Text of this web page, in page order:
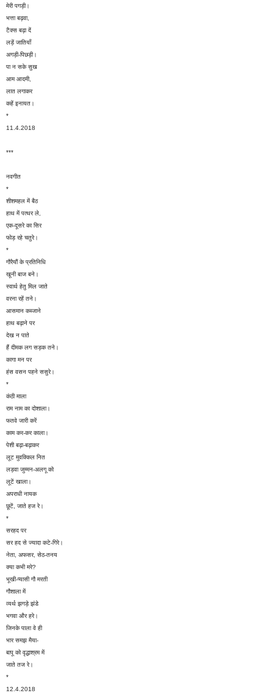
मेरी पगड़ी।
भत्ता बढ़वा,
टैक्स बढ़ा दें
लड़ें जातियाँ
अगड़ी-पिछड़ी।
पा न सके सुख
आम आदमी,
लात लगाकर
कहें इनायत।
*
11.4.2018
***
नवगीत
*
शीशमहल में बैठ
हाथ में पत्थर ले,
एक-दूसरे का सिर
फोड़ रहे चतुरे।
*
गौरैयौं के प्रतिनिधि
खूनी बाज बने।
स्वार्थ हेतु मिल जाते
वरना रहें तने।
आसमान कब्जाने
हाथ बढ़ाने पर
देख न पाते
हैं दीमक लग सड़क तने।
कागा मन पर
हंस वसन पहने ससुरे।
*
कंठी माला
राम नाम का दोशाला।
फतवे जारी करें
काम कर-कर काला।
पेशी बढ़ा-बढ़ाकर
लूट मुवक्किल नित
लड़वा जुम्मन-अलगू को
लूटें खाला।
अपराधी नायक
छूटें, जाते हज रे।
*
सरहद पर
सर हद से ज्यादा कटे-गिरे।
नेता, अफसर, सेठ-तनय
क्या कभी मरे?
भूखी-प्यासी गौ मरती
गौशाला में
व्यर्थ झगड़े झंडे
भगवा और हरे।
जिनके पाला वे ही
भार समझ मैया-
बापू को वृद्धाश्रम में
जाते तज रे।
*
12.4.2018